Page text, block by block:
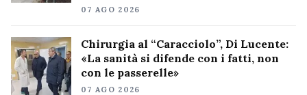
07 AGO 2026
Chirurgia al “Caracciolo”, Di Lucente:
«La sanità si difende con i fatti, non
con le passerelle»
07 AGO 2026